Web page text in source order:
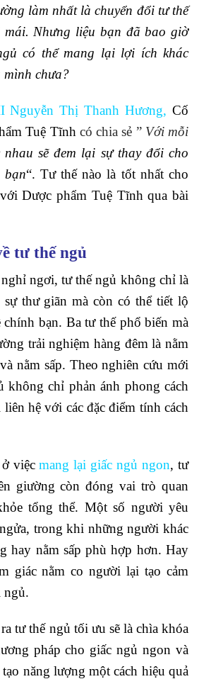
làm nhất là chuyển đổi tư thế
mái. Nhưng liệu bạn đã bao giờ
có thể mang lại lợi ích khác
mình chưa?
Nguyễn Thị Thanh Hương, Cố
Tuệ Tĩnh có chia sẻ ” Với mỗi
sẽ đem lại sự thay đổi cho
bạn“. Tư thế nào là tốt nhất cho
Dược phẩm Tuệ Tĩnh qua bài
tư thế ngủ
ngơi, tư thế ngủ không chỉ là
sự thư giãn mà còn có thể tiết lộ
bạn. Ba tư thế phổ biến mà
trải nghiệm hàng đêm là nằm
nằm sấp. Theo nghiên cứu mới
không chỉ phản ánh phong cách
hệ với các đặc điểm tính cách
ở việcmang lại giấc ngủ ngon, tư
giường còn đóng vai trò quan
tổng thể. Một số người yêu
trong khi những người khác
hay nằm sấp phù hợp hơn. Hay
giác nằm co người lại tạo cảm
ngủ.
tư thế ngủ tối ưu sẽ là chìa khóa
pháp cho giấc ngủ ngon và
năng lượng một cách hiệu quả